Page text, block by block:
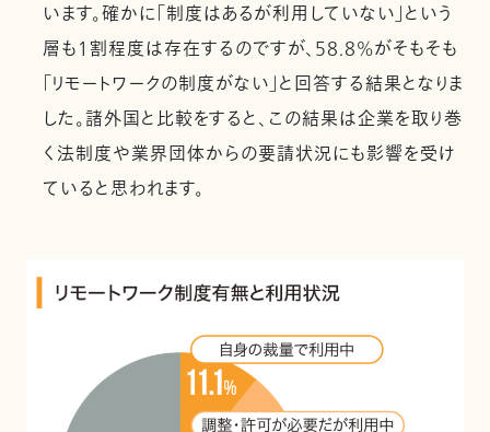
います。確かに「制度はあるが利用していない」という
層も１割程度は存在するのですが、58.8%がそもそも
「リモートワークの制度がない」と回答する結果となりま
した。諸外国と比較をすると、この結果は企業を取り巻
く法制度や業界団体からの要請状況にも影響を受け
ていると思われます。